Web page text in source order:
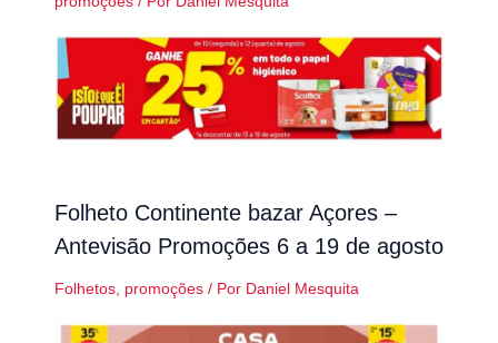
Folheto Continente bazar Açores –
Antevisão Promoções 6 a 19 de agosto
Folhetos, promoções/ Por Daniel Mesquita